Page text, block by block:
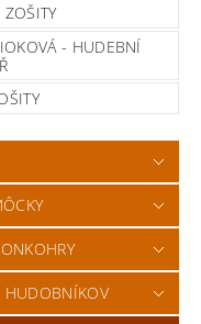
ZOŠITY
- HUDEBNÍ
HUDOBNÍKOV